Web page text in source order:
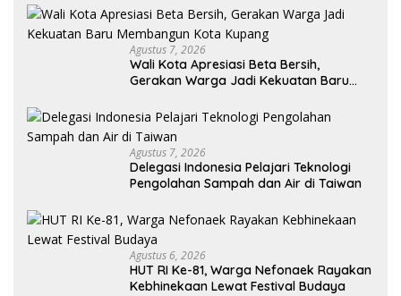
Agustus 7, 2026
Wali Kota Apresiasi Beta Bersih,
Gerakan Warga Jadi Kekuatan Baru
Agustus 7, 2026
Delegasi Indonesia Pelajari Teknologi
Pengolahan Sampah dan Air di Taiwan
Agustus 6, 2026
HUT RI Ke-81, Warga Nefonaek Rayakan
Kebhinekaan Lewat Festival Budaya